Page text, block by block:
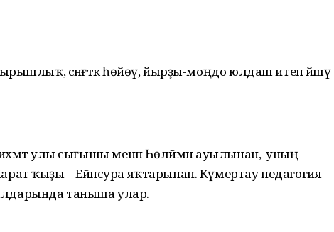
сәнғәткә һөйөү, йырҙы-моңдо юлдаш итеп йәшәү
улы сығышы менән Һөләймән ауылынан, ә уның
ҡыҙы – Ейәнсура яҡтарынан. Күмертау педагогия
таныша улар.